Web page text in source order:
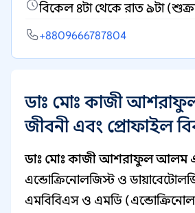
বিকেল ৪টা থেকে রাত ৯টা
+8809666787804
ডাঃ মোঃ কাজী
জীবনী এবং প্রোফাইল
ডাঃ মোঃ কাজী আশরাফুল আলম
এন্ডোক্রিনোলজিস্ট ও
এমবিবিএস ও এমডি